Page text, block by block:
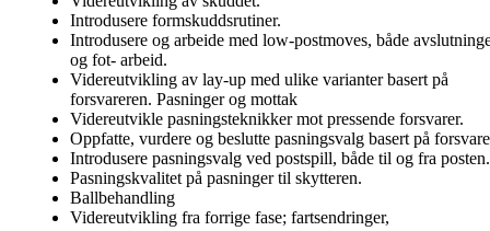
Introdusere formskuddsrutiner.
Introdusere og arbeide med low-postmoves, både
og fot- arbeid.
Videreutvikling av lay-up med ulike varianter basert på
forsvareren. Pasninger og mottak
Videreutvikle pasningsteknikker mot pressende forsvarer.
Oppfatte, vurdere og beslutte pasningsvalg basert på
Introdusere pasningsvalg ved postspill, både til og fra posten.
Pasningskvalitet på pasninger til skytteren.
Ballbehandling
Videreutvikling fra forrige fase; fartsendringer,